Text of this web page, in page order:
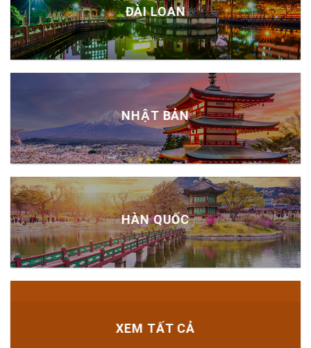
ĐÀI LOAN
NHẬT BẢN
HÀN QUỐC
XEM TẤT CẢ